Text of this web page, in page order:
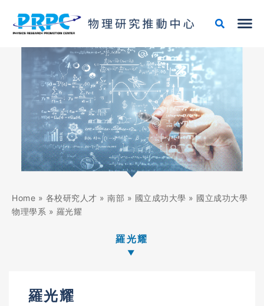
Home » 各校研究人才 » 南部 » 國立成功大學 » 國立成功大學
物理學系 » 羅光耀
羅光耀
羅光耀